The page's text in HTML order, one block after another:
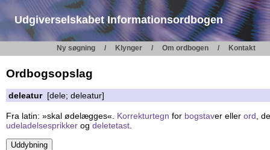
Udgiverselskabet Informationsordbogen
Ny søgning Klynger Om ordbogen Kontakt
Ordbogsopslag
deleatur[dele; deleatur]
Fra latin: »skal ødelægges«. Korrekturtegn for bogstaver eller ord ,
udeladelsesprikker og deletetast